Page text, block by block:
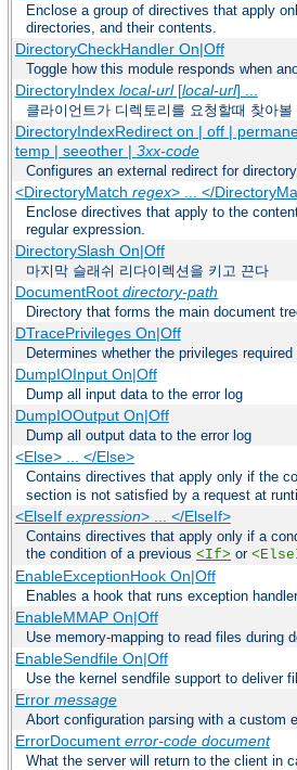
Enclose a group of directives that apply
directories, and their contents.
DirectoryCheckHandler On|Off
Toggle how this module responds when
DirectoryIndex local-url[local-url] ...
클라이언트가 디렉토리를 요청할때 찾아볼
DirectoryIndexRedirect on | off |
temp | seeother | 3xx-code
Configures an external redirect for directory
<DirectoryMatch regex> ... </
Enclose directives that apply to the
regular expression.
DirectorySlash On|Off
마지막 슬래쉬 리다이렉션을 키고 끈다
DocumentRoot directory-path
Directory that forms the main document
DTracePrivileges On|Off
Determines whether the privileges required
DumpIOInput On|Off
Dump all input data to the error log
DumpIOOutput On|Off
Dump all output data to the error log
<Else> ... </Else>
Contains directives that apply only if the
section is not satisfied by a request at
<ElseIf expression> ... </ElseIf>
Contains directives that apply only if a
the condition of a previous <If> or
EnableExceptionHook On|Off
Enables a hook that runs exception
EnableMMAP On|Off
Use memory-mapping to read files during
EnableSendfile On|Off
Use the kernel sendfile support to deliver
Error message
Abort configuration parsing with a custom
ErrorDocument error-code document
What the server will return to the client in